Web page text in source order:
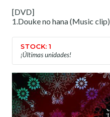
[DVD]
1.Douke no hana (Music clip)
STOCK: 1
¡Últimas unidades!